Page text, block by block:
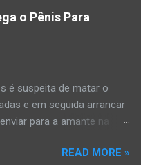
estupro de vulnerável,
ao chegar ao local a
quadro de desidratação
apresentar ruptura anal
que a criança
Segundo a PM, os pais só
o Pênis Para
é suspeita de matar o
e em seguida arrancar
para a amante na
com o G1, o delegado
READ MORE »